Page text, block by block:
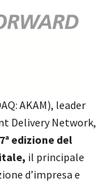
AKAM), leader
Delivery Network,
edizione del
il principale
d’impresa e